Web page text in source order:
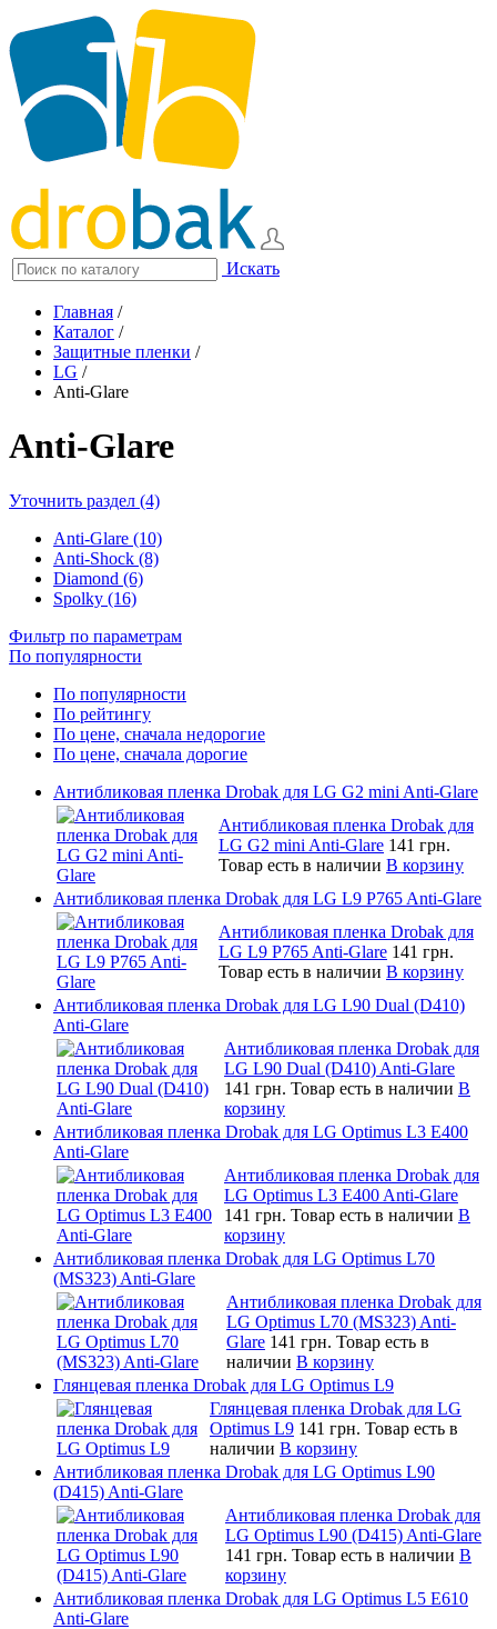
Искать
Главная /
Каталог /
Защитные пленки /
LG /
Anti-Glare
Anti-Glare
Уточнить раздел (4)
Anti-Glare (10)
Anti-Shock (8)
Diamond (6)
Spolky (16)
Фильтр по параметрам
По популярности
По популярности
По рейтингу
По цене, сначала недорогие
По цене, сначала дорогие
Антибликовая пленка Drobak для LG G2 mini Anti-Glare
Антибликовая пленка Drobak для
LG G2 mini Anti-Glare 141 грн.
Товар есть в наличии В корзину
Антибликовая пленка Drobak для LG L9 P765 Anti-Glare
Антибликовая пленка Drobak для
LG L9 P765 Anti-Glare 141 грн.
Товар есть в наличии В корзину
Антибликовая пленка Drobak для LG L90 Dual (D410)
Anti-Glare
Антибликовая пленка Drobak для
LG L90 Dual (D410) Anti-Glare
141 грн. Товар есть в наличии В
корзину
Антибликовая пленка Drobak для LG Optimus L3 E400
Anti-Glare
Антибликовая пленка Drobak для
LG Optimus L3 E400 Anti-Glare
141 грн. Товар есть в наличии В
корзину
Антибликовая пленка Drobak для LG Optimus L70
(MS323) Anti-Glare
Антибликовая пленка Drobak для
LG Optimus L70 (MS323) Anti-
Glare 141 грн. Товар есть в
наличии В корзину
Глянцевая пленка Drobak для LG Optimus L9
Глянцевая пленка Drobak для LG
Optimus L9 141 грн. Товар есть в
наличии В корзину
Антибликовая пленка Drobak для LG Optimus L90
(D415) Anti-Glare
Антибликовая пленка Drobak для
LG Optimus L90 (D415) Anti-Glare
141 грн. Товар есть в наличии В
корзину
Антибликовая пленка Drobak для LG Optimus L5 E610
Anti-Glare